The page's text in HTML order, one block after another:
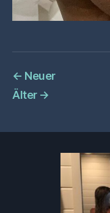
← Neuer
Älter →